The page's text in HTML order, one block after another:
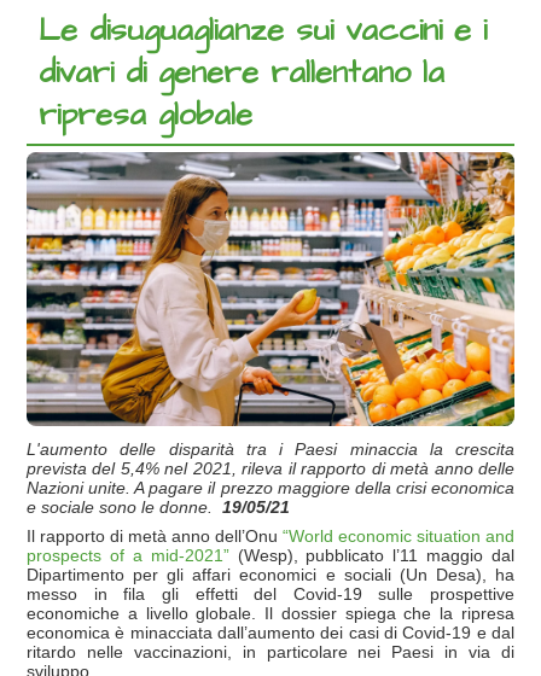
Le disuguaglianze sui vaccini e i
divari di genere rallentano la
ripresa globale
L'aumento delle disparità tra i Paesi minaccia la crescita
prevista del 5,4% nel 2021, rileva il rapporto di metà anno delle
Nazioni unite. A pagare il prezzo maggiore della crisi economica
e sociale sono le donne. 19/05/21
Il rapporto di metà anno dell’Onu “World economic situation and
prospects of a mid-2021”(Wesp), pubblicato l’11 maggio dal
Dipartimento per gli affari economici e sociali (Un Desa), ha
messo in fila gli effetti del Covid-19 sulle prospettive
economiche a livello globale. Il dossier spiega che la ripresa
economica è minacciata dall’aumento dei casi di Covid-19 e dal
ritardo nelle vaccinazioni, in particolare nei Paesi in via di
sviluppo.